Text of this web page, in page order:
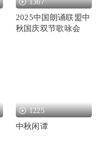
1367
2025中国朗诵联盟中
秋国庆双节歌咏会
1225
中秋闲谭